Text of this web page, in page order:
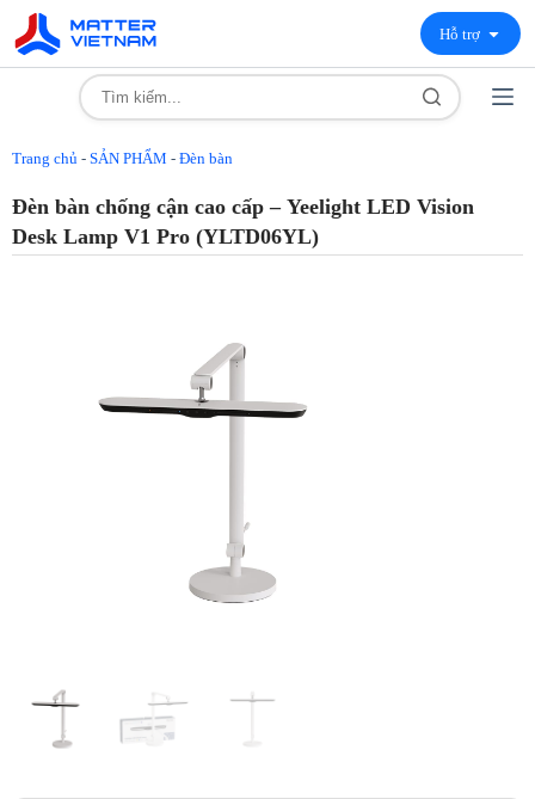
Hỗ trợ
Trang chủ - SẢN PHẨM - Đèn bàn
Đèn bàn chống cận cao cấp – Yeelight LED Vision
Desk Lamp V1 Pro (YLTD06YL)